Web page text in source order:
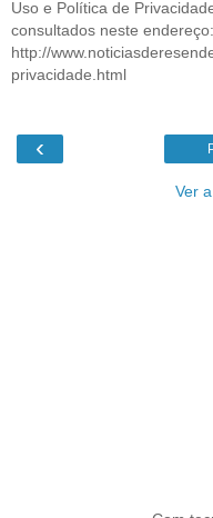
Uso e Política de
consultados neste endereço:
http://
privacidade.html
‹
Ver